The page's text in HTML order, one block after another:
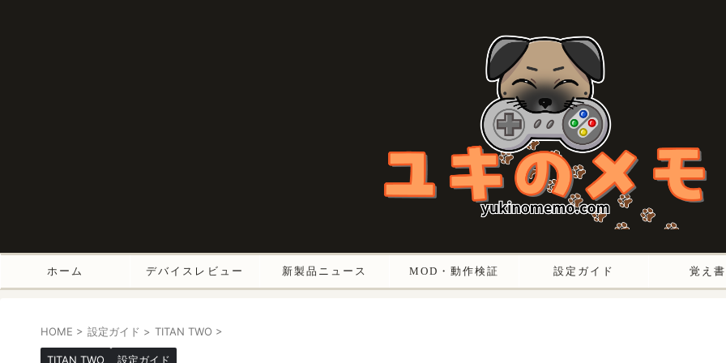
ホーム デバイスレビュー 新製品ニュース MOD・動作検証 設定ガイド 覚え書
HOME > 設定ガイド > TITAN TWO >
TITAN TWO 設定ガイド